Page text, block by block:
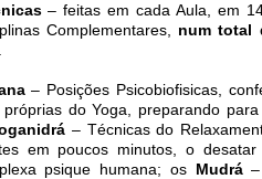
– feitas em cada Aula, em
Complementares, num total
– Posições Psicobiofisicas,
do Yoga, preparando
– Técnicas do
em poucos minutos, o
psique humana; os Mudrá–